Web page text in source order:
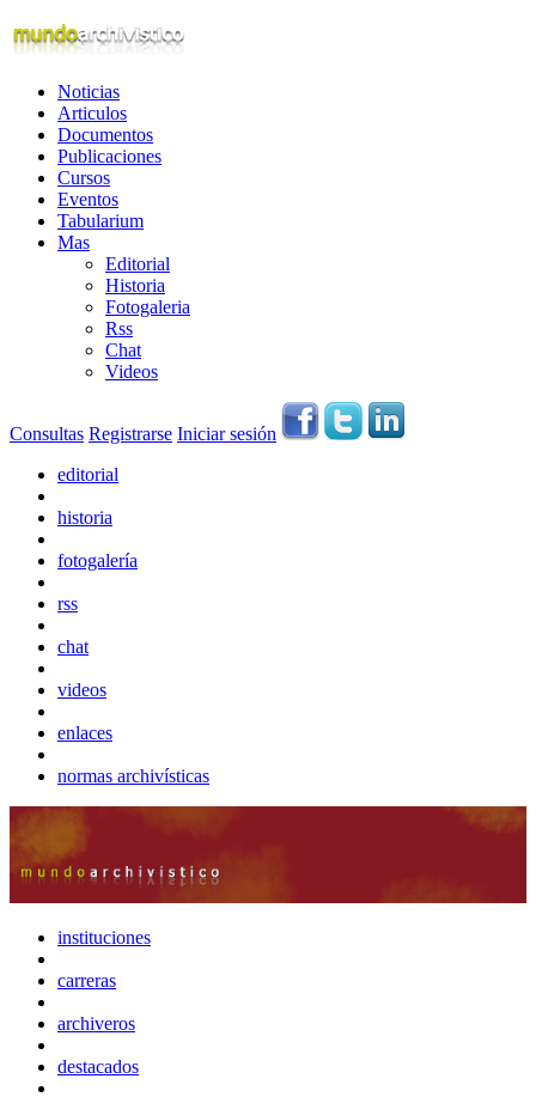
Noticias
Articulos
Documentos
Publicaciones
Cursos
Eventos
Tabularium
Mas
Editorial
Historia
Fotogaleria
Rss
Chat
Videos
Consultas Registrarse Iniciar sesión
editorial
historia
fotogalería
rss
chat
videos
enlaces
normas archivísticas
instituciones
carreras
archiveros
destacados